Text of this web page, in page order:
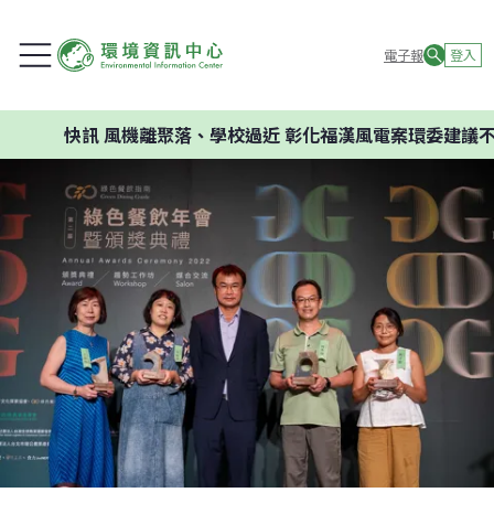
電子報 登入
風機離聚落、學校過近 彰化福漢風電案環委建議不應開發